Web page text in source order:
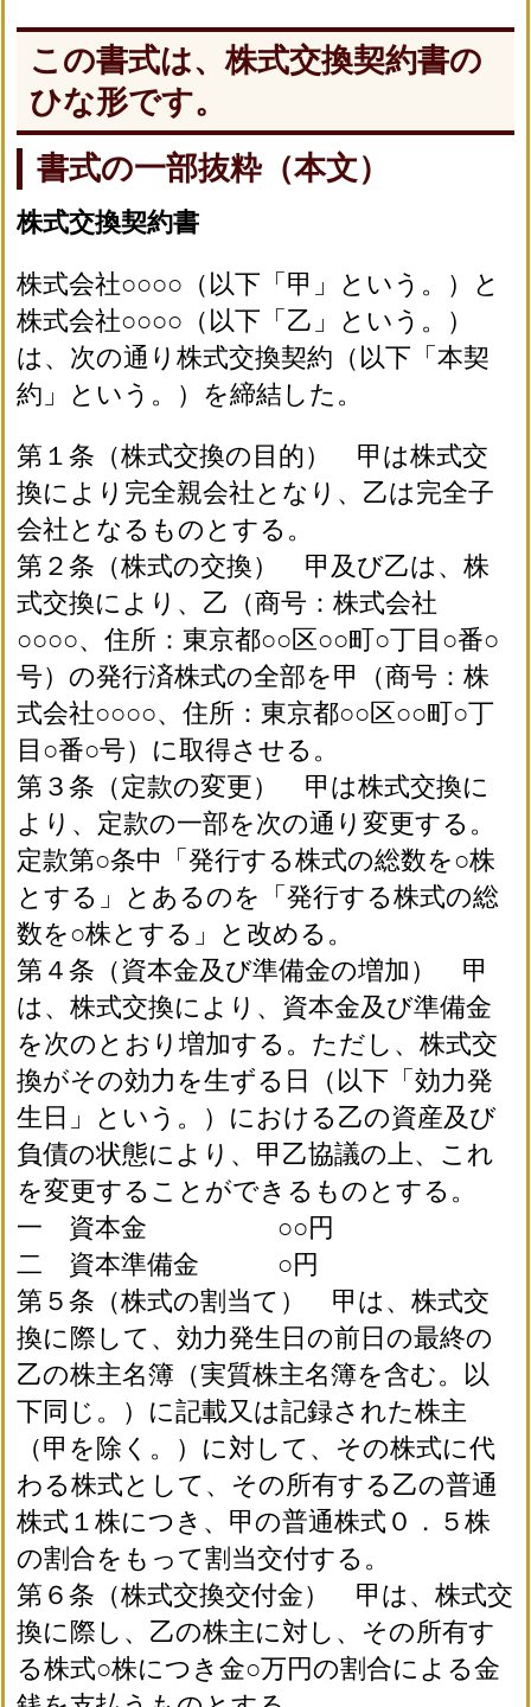
この書式は、株式交換契約書の
ひな形です。
書式の一部抜粋（本文）
株式交換契約書
株式会社○○○○（以下「甲」という。）と
株式会社○○○○（以下「乙」という。）
は、次の通り株式交換契約（以下「本契
約」という。）を締結した。
第１条（株式交換の目的） 甲は株式交
換により完全親会社となり、乙は完全子
会社となるものとする。
第２条（株式の交換） 甲及び乙は、株
式交換により、乙（商号：株式会社
○○○○、住所：東京都○○区○○町○丁目○番○
号）の発行済株式の全部を甲（商号：株
式会社○○○○、住所：東京都○○区○○町○丁
目○番○号）に取得させる。
第３条（定款の変更） 甲は株式交換に
より、定款の一部を次の通り変更する。
定款第○条中「発行する株式の総数を○株
とする」とあるのを「発行する株式の総
数を○株とする」と改める。
第４条（資本金及び準備金の増加） 甲
は、株式交換により、資本金及び準備金
を次のとおり増加する。ただし、株式交
換がその効力を生ずる日（以下「効力発
生日」という。）における乙の資産及び
負債の状態により、甲乙協議の上、これ
を変更することができるものとする。
一 資本金 ○○円
二 資本準備金 ○円
第５条（株式の割当て） 甲は、株式交
換に際して、効力発生日の前日の最終の
乙の株主名簿（実質株主名簿を含む。以
下同じ。）に記載又は記録された株主
（甲を除く。）に対して、その株式に代
わる株式として、その所有する乙の普通
株式１株につき、甲の普通株式０．５株
の割合をもって割当交付する。
第６条（株式交換交付金） 甲は、株式交
換に際し、乙の株主に対し、その所有す
る株式○株につき金○万円の割合による金